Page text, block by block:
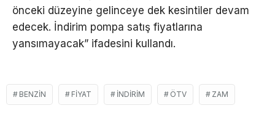
önceki düzeyine gelinceye dek kesintiler devam
edecek. İndirim pompa satış fiyatlarına
yansımayacak” ifadesini kullandı.
BENZIN FIYAT İNDIRIM ÖTV ZAM